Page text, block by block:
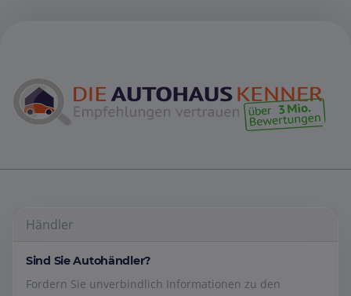
Händler
Sind Sie Autohändler?
Fordern Sie unverbindlich Informationen zu den